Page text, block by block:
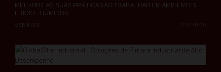
MELHORE AS SUAS PRÁTICAS AO TRABALHAR EM AMBIENTES
FRIOS E HÚMIDOS
VER MAIS